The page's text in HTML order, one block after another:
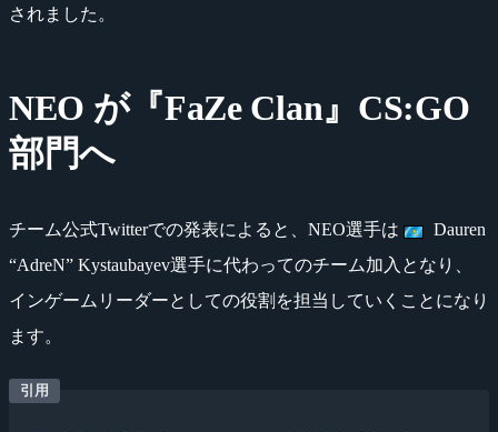
されました。
NEO が『FaZe Clan』CS:GO
部門へ
チーム公式Twitterでの発表によると、NEO選手は
Dauren
“AdreN” Kystaubayev選手に代わってのチーム加入となり、
インゲームリーダーとしての役割を担当していくことになり
ます。